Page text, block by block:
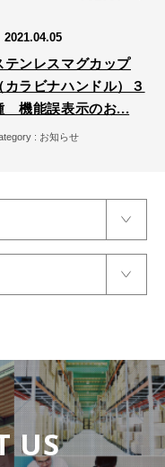
2021.04.05
テンレスマグカップ
カラビナハンドル）３
機能誤表示のお...
: お知らせ
US